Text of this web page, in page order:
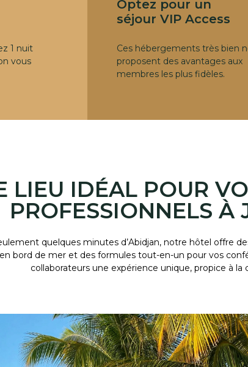
1 nuit
vous
Optez pour un
séjour VIP Access
Ces hébergements très bien
proposent des avantages aux
membres les plus fidèles.
LIEU IDÉAL POUR
PROFESSIONNELS À
quelques minutes d’Abidjan, notre hôtel offre
bord de mer et des formules tout-en-un pour vos
collaborateurs une expérience unique, propice à